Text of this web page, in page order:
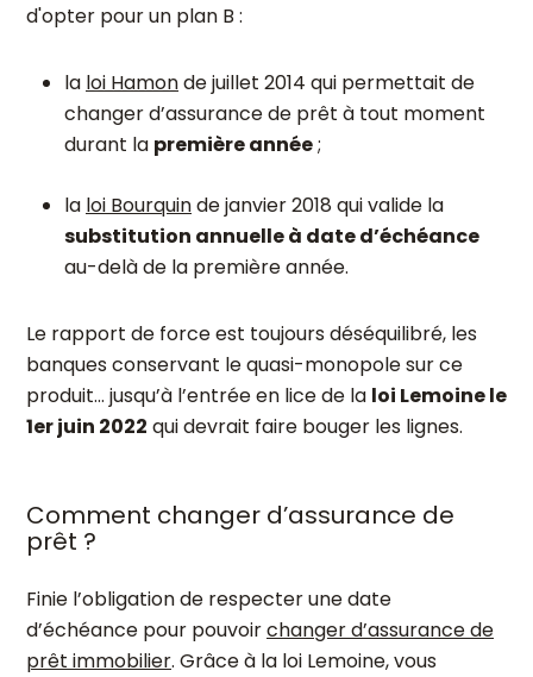
d'opter pour un plan B :
la loi Hamonde juillet 2014 qui permettait de
changer d’assurance de prêt à tout moment
durant la première année;
la loi Bourquinde janvier 2018 qui valide la
substitution annuelle à date d’échéance
au-delà de la première année.
Le rapport de force est toujours déséquilibré, les
banques conservant le quasi-monopole sur ce
produit… jusqu’à l’entrée en lice de la loi Lemoine le
1erjuin 2022 qui devrait faire bouger les lignes.
Comment changer d’assurance de
prêt ?
Finie l’obligation de respecter une date
d’échéance pour pouvoirchanger d’assurance de
prêt immobilier. Grâce à la loi Lemoine, vous